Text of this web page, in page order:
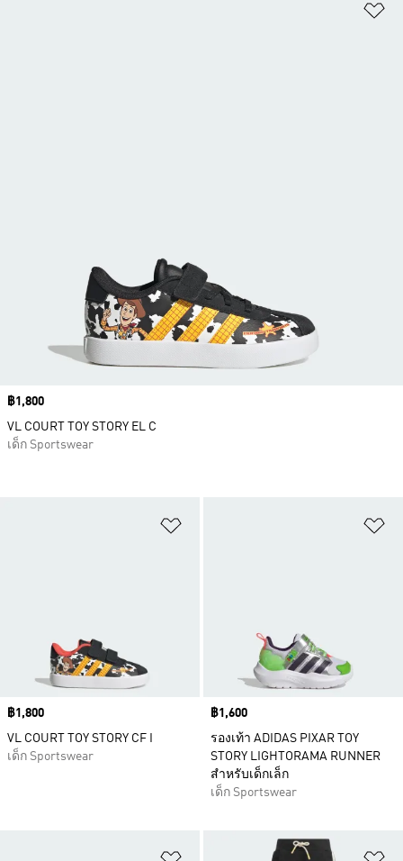
Price
฿1,800
VL COURT TOY STORY CF I
เด็ก Sportswear
Price
฿1,600
รองเท้า ADIDAS PIXAR TOY
STORY LIGHTORAMA RUNNER
สำหรับเด็กเล็ก
เด็ก Sportswear
เพิ่มไปยังรายการสินค้าโปรด
Price
฿1,800
VL COURT TOY STORY EL C
เด็ก Sportswear